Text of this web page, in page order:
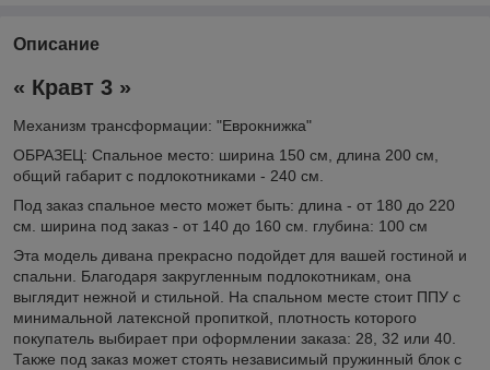
Описание
« Кравт 3 »
Механизм трансформации: "Еврокнижка"
ОБРАЗЕЦ: Спальное место: ширина 150 см, длина 200 см,
общий габарит с подлокотниками - 240 см.
Под заказ спальное место может быть: длина - от 180 до 220
см. ширина под заказ - от 140 до 160 см. глубина: 100 см
Эта модель дивана прекрасно подойдет для вашей гостиной и
спальни. Благодаря закругленным подлокотникам, она
выглядит нежной и стильной. На спальном месте стоит ППУ с
минимальной латексной пропиткой, плотность которого
покупатель выбирает при оформлении заказа: 28, 32 или 40.
Также под заказ может стоять независимый пружинный блок с